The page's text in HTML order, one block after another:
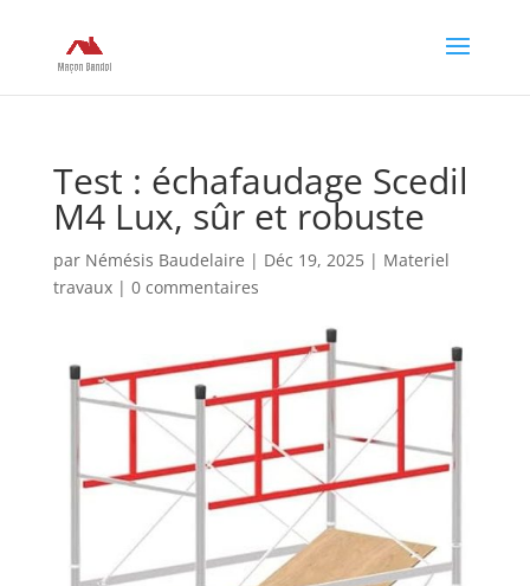
Test : échafaudage Scedil
M4 Lux, sûr et robuste
par Némésis Baudelaire | Déc 19, 2025| Materiel
travaux| 0 commentaires